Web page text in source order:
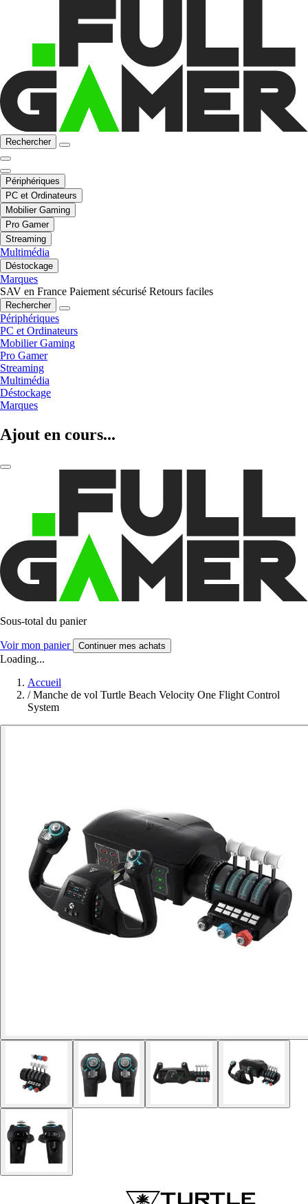
Rechercher
Périphériques
PC et Ordinateurs
Mobilier Gaming
Pro Gamer
Streaming
Multimédia
Déstockage
Marques
SAV en France Paiement sécurisé Retours faciles
Rechercher
Périphériques
PC et Ordinateurs
Mobilier Gaming
Pro Gamer
Streaming
Multimédia
Déstockage
Marques
Ajout en cours...
Sous-total du panier
Voir mon panier Continuer mes achats
Loading...
Accueil
/ Manche de vol Turtle Beach Velocity One Flight Control
System